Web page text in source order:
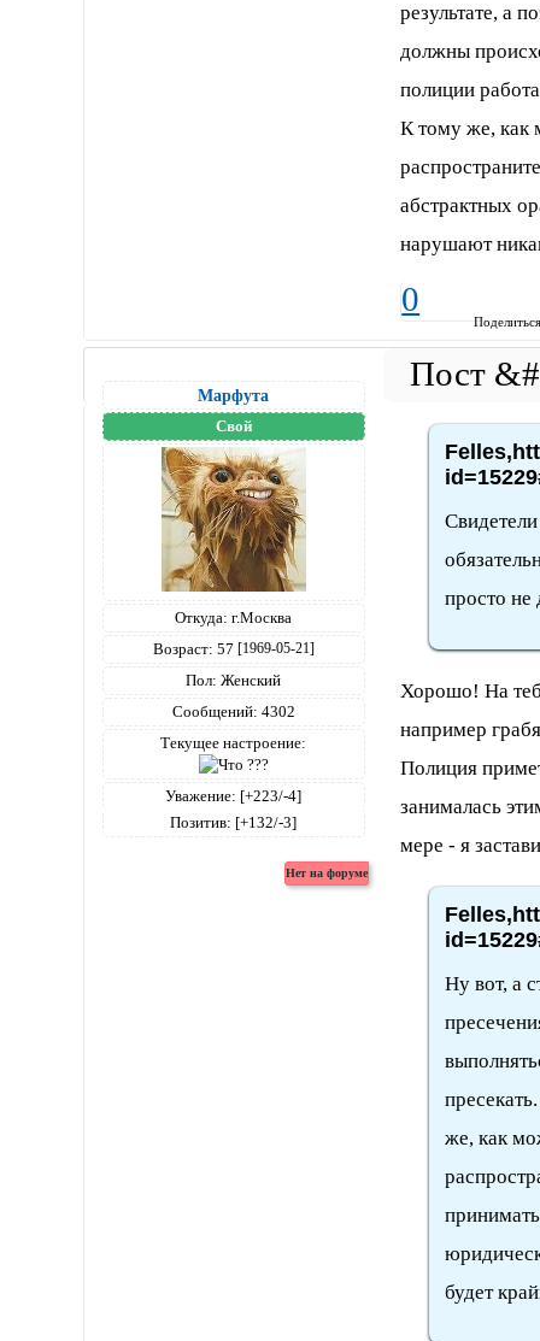
результате, а
должны
полиции
К тому же, как
абстрактных
нарушают
0
Марфута
Свой
Откуда: г.Москва
Возраст: 57 [1969-05-21]
Пол: Женский
Сообщений: 4302
Текущее настроение:
Уважение: [+223/-4]
Позитив: [+132/-3]
просто не
Хорошо! На
например
Полиция
занималась
мере - я
Ну вот, а
же, как
будет